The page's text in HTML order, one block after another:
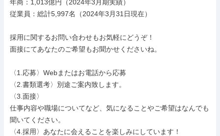
年商：1,013億円（2024年3月期実績）
従業員：総計5,997名（2024年3月31日現在）
採用に関するお問い合わせもお気軽にどうぞ！
面接にてあなたのご希望もお聞かせくださいね。
〈1.応募〉Webまたはお電話から応募
〈2.書類選考〉別途ご案内致します。
〈3.面接〉
仕事内容や職場についてなど、気になることやご希望はなんでも
聞いてください。
〈4.採用〉あなたに会えることを楽しみにしています！